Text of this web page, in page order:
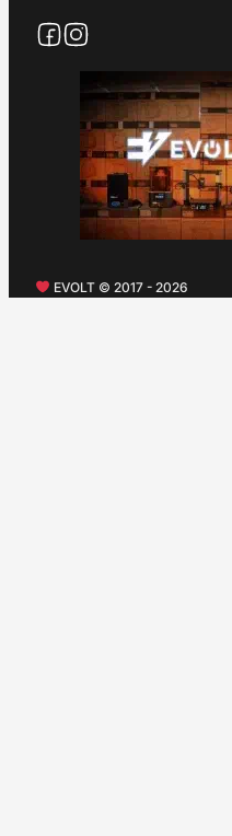
EVOLT © 2017 - 2026